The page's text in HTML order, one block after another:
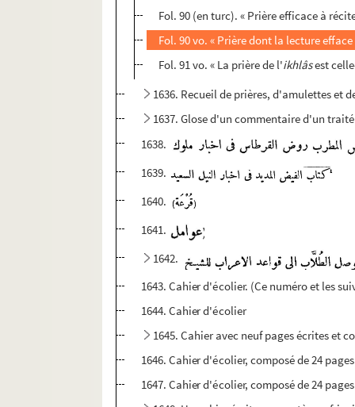
Fol. 90 (en turc). « Prière efficace à
Fol. 90 vo. « Prière dont la lecture
Fol. 91 vo. « La prière de l'ikhlâsest
1636. Recueil de prières, d'amulettes et
1637. Glose d'un commentaire d'un
1638.
1639.
1640.
1641.
1642.
1643. Cahier d'écolier. (Ce numéro et les
1644. Cahier d'écolier
1645. Cahier avec neuf pages écrites et
1646. Cahier d'écolier, composé de 24
1647. Cahier d'écolier, composé de 24